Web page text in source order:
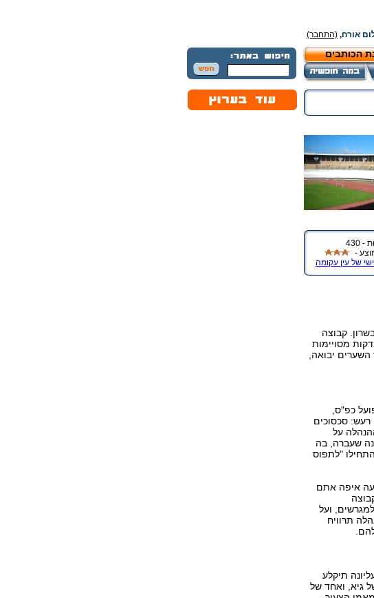
אורח, (התחבר)
הכותבים
430
-
של עין עקומה
קבוצה
מסויימות
יבואה,
יש להפועל כפ"ס,
רעש: סכסוכים
על
שעברה, בה
"לתפוס
איפה אתם
ועל
תרוויח
תיקלע
גיא, ואחד של